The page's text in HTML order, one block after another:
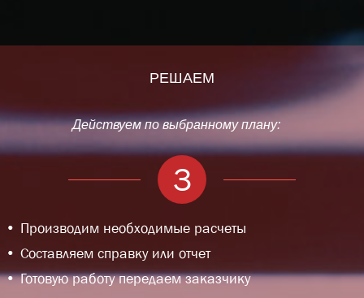
РЕШАЕМ
Действуем по выбранному плану:
3
Производим необходимые расчеты
Составляем справку или отчет
Готовую работу передаем заказчику